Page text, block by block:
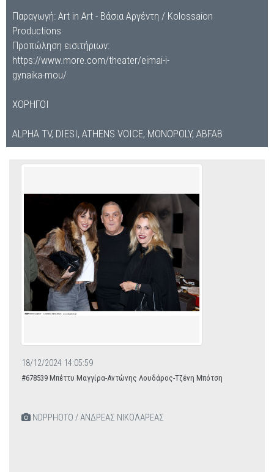
Παραγωγή: Art in Art - Βάσια Αργέντη / Kolossaion
Productions
Προπώληση εισιτήριων:
https://www.more.com/theater/eimai-i-
gynaika-mou/
ΧΟΡΗΓΟΙ
ALPHA TV, DIESI, ATHENS VOICE, MONOPOLY, ABFAB
18/12/2024 14:05:59
#678539 Μπέττυ Μαγγίρα-Αντώνης Λουδάρος-Τζένη Μπότση
NDPPHOTO / ΑΝΔΡΕΑΣ ΝΙΚΟΛΑΡΕΑΣ